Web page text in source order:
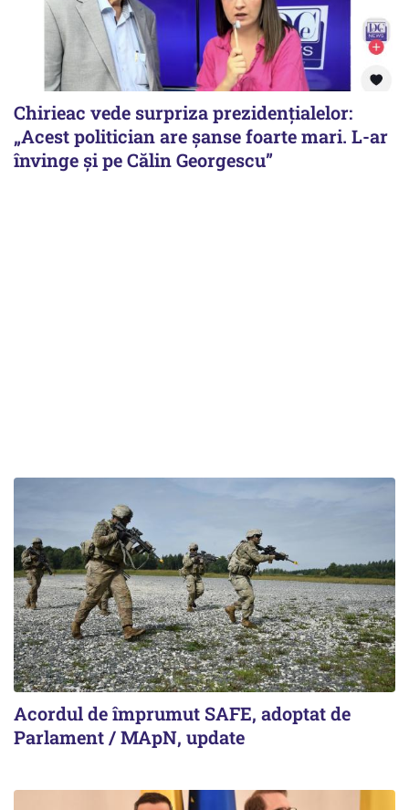
Chirieac vede surpriza prezidențialelor:
„Acest politician are șanse foarte mari. L-ar
învinge și pe Călin Georgescu”
Acordul de împrumut SAFE, adoptat de
Parlament / MApN, update